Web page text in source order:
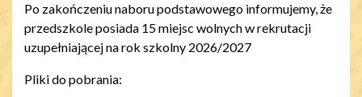
Po zakończeniu naboru podstawowego informujemy, że
przedszkole posiada 15 miejsc wolnych w rekrutacji
uzupełniającej na rok szkolny 2026/2027
Pliki do pobrania: